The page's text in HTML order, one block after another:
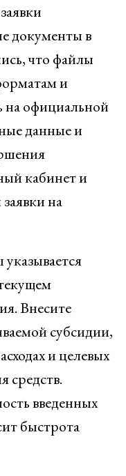
документы в
что файлы
и
на официальной
данные и
кабинет и
на
Внесите
субсидии,
и целевых
средств.
введенных
быстрота